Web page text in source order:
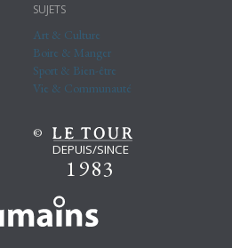
SUJETS
Art & Culture
Boire & Manger
Sport & Bien-être
Vie & Communauté
©
DEPUIS/SINCE
1983